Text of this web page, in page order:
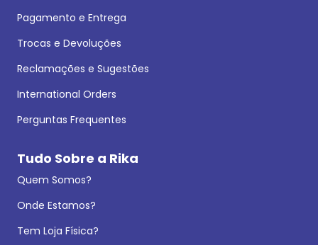
Pagamento e Entrega
Trocas e Devoluções
Reclamações e Sugestões
International Orders
Perguntas Frequentes
Tudo Sobre a Rika
Quem Somos?
Onde Estamos?
Tem Loja Física?